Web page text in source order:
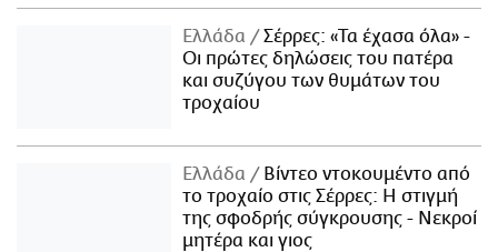
Ελλάδα
Σέρρες: «Τα έχασα όλα» -
Οι πρώτες δηλώσεις του πατέρα
και συζύγου των θυμάτων του
τροχαίου
Ελλάδα
Βίντεο ντοκουμέντο από
το τροχαίο στις Σέρρες: Η στιγμή
της σφοδρής σύγκρουσης - Νεκροί
μητέρα και γιος